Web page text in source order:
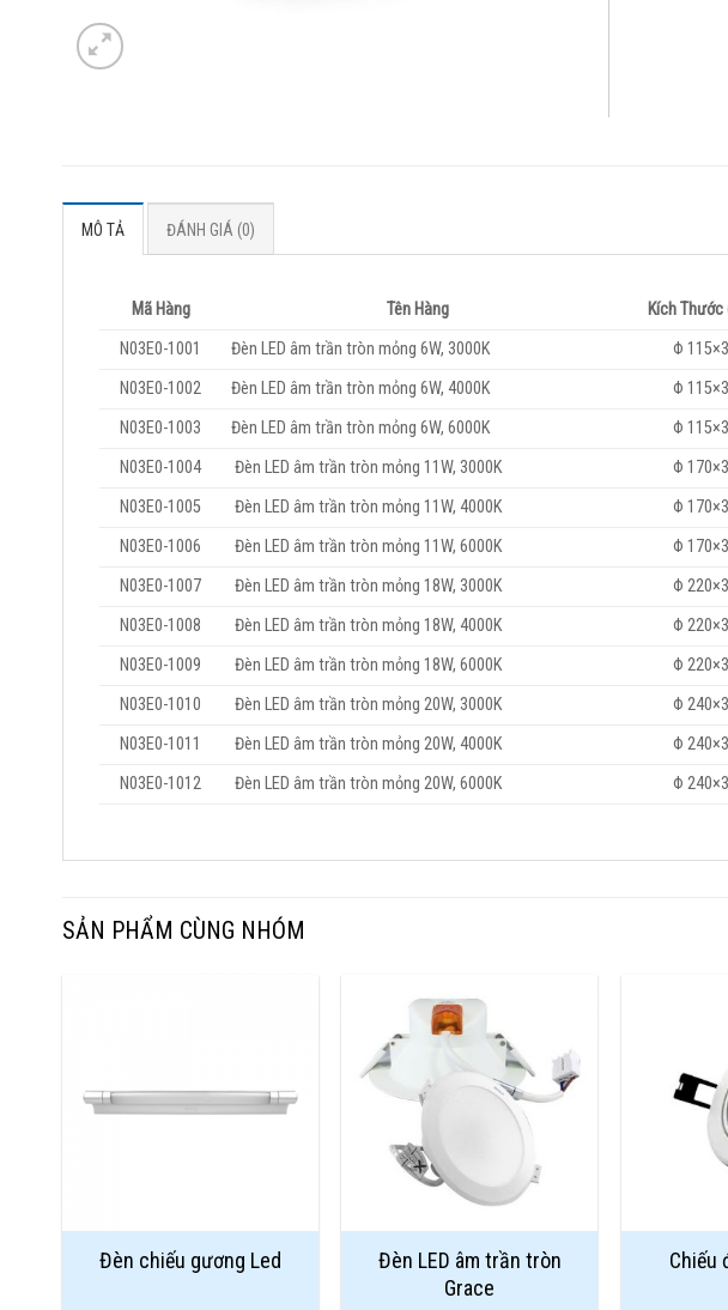
MÔ TẢ ĐÁNH GIÁ (0)
Mã Hàng Tên Hàng Kích
N03E0-1001
Đèn LED âm trần tròn mỏng 6W, 3000K Φ
N03E0-1002
Đèn LED âm trần tròn mỏng 6W, 4000K Φ
N03E0-1003
Đèn LED âm trần tròn mỏng 6W, 6000K Φ
N03E0-1004
Đèn LED âm trần tròn mỏng 11W, 3000K Φ
N03E0-1005
Đèn LED âm trần tròn mỏng 11W, 4000K Φ
N03E0-1006
Đèn LED âm trần tròn mỏng 11W, 6000K Φ
N03E0-1007
Đèn LED âm trần tròn mỏng 18W, 3000K Φ
N03E0-1008
Đèn LED âm trần tròn mỏng 18W, 4000K Φ
N03E0-1009
Đèn LED âm trần tròn mỏng 18W, 6000K Φ
N03E0-1010
Đèn LED âm trần tròn mỏng 20W, 3000K Φ
N03E0-1011
Đèn LED âm trần tròn mỏng 20W, 4000K Φ
N03E0-1012
Đèn LED âm trần tròn mỏng 20W, 6000K Φ
SẢN PHẨM CÙNG NHÓM
Wishlist
Đèn chiếu gương Led
Add to
Wishlist
Đèn LED âm trần tròn
Grace
Chiếu